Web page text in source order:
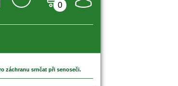
0
záchranu srnčat při senoseči.